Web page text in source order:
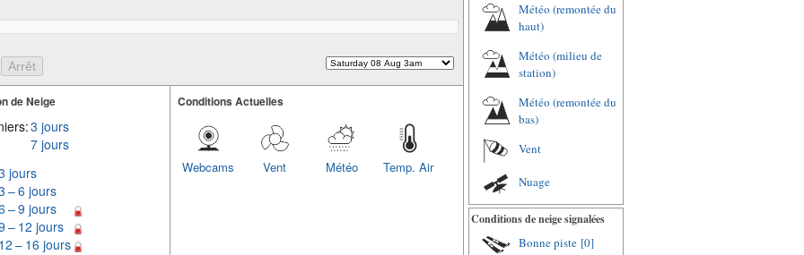
de Neige
3 jours
7 jours
jours
– 6 jours
– 9 jours
– 12 jours
– 16 jours
Conditions Actuelles
Temp. Air
Météo
Vent
Webcams
Météo (remontée du
haut)
Météo (milieu de
station)
Météo (remontée du
bas)
Vent
Nuage
Conditions de neige signalées
Bonne piste [0]